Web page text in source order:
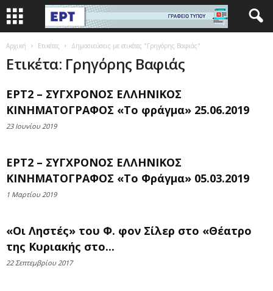
Αρχική Ετικέτες Δημοσιεύσεις με ετικέτες "Γρηγόρης Βαφιάς"
Ετικέτα: Γρηγόρης Βαφιάς
ΕΡΤ2 – ΣΥΓΧΡΟΝΟΣ ΕΛΛΗΝΙΚΟΣ
ΚΙΝΗΜΑΤΟΓΡΑΦΟΣ «Το φράγμα» 25.06.2019
23 Ιουνίου 2019
ΕΡΤ2 – ΣΥΓΧΡΟΝΟΣ ΕΛΛΗΝΙΚΟΣ
ΚΙΝΗΜΑΤΟΓΡΑΦΟΣ «Το Φράγμα» 05.03.2019
1 Μαρτίου 2019
«Οι Ληστές» του Φ. φον Σίλερ στο «Θέατρο
της Κυριακής στο...
22 Σεπτεμβρίου 2017